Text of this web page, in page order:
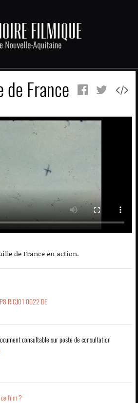
de France
de France en action.
RICJ01 0022 DE
consultable sur poste de consultation
film ?